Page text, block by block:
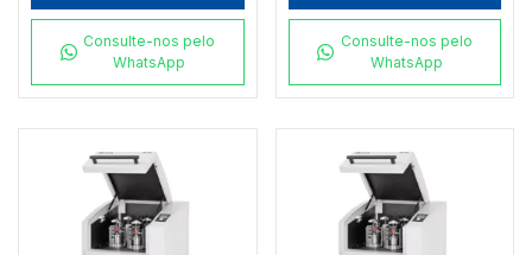
Consulte-nos pelo
WhatsApp
Consulte-nos pelo
WhatsApp